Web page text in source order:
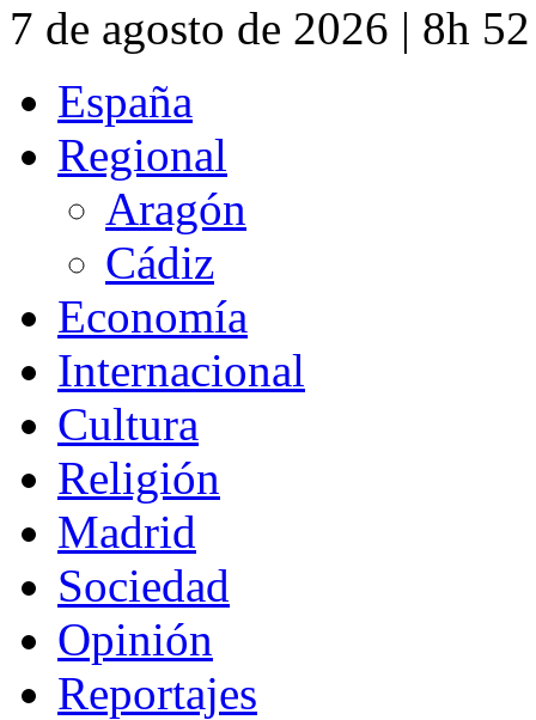
7 de agosto de 2026 | 8h
España
Regional
Aragón
Cádiz
Economía
Internacional
Cultura
Religión
Madrid
Sociedad
Opinión
Reportajes